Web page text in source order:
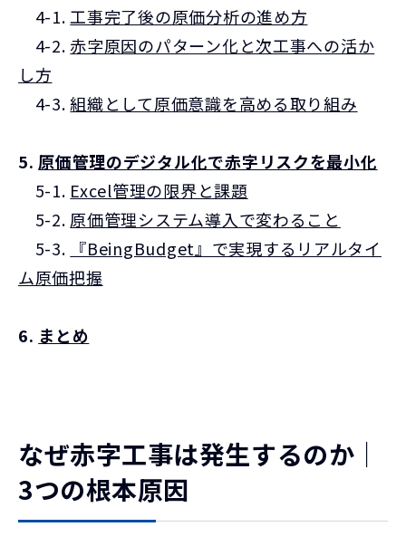
4-1.工事完了後の原価分析の進め方
4-2. 赤字原因のパターン化と次工事への活か
し方
4-3.組織として原価意識を高める取り組み
5. 原価管理のデジタル化で赤字リスクを最小化
5-1. Excel管理の限界と課題
5-2. 原価管理システム導入で変わること
5-3.
『BeingBudget』で実現するリアルタイ
ム原価把握
6. まとめ
なぜ赤字工事は発生するのか｜
3つの根本原因